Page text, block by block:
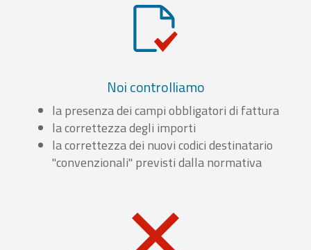
Noi controlliamo
la presenza dei campi obbligatori di fattura
la correttezza degli importi
la correttezza dei nuovi codici destinatario
"convenzionali" previsti dalla normativa